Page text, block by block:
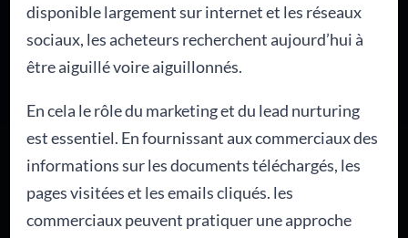
disponible largement sur internet et les réseaux
sociaux, les acheteurs recherchent aujourd’hui à
être aiguillé voire aiguillonnés.
En cela le rôle du marketing et du lead nurturing
est essentiel. En fournissant aux commerciaux des
informations sur les documents téléchargés, les
pages visitées et les emails cliqués. les
commerciaux peuvent pratiquer une approche